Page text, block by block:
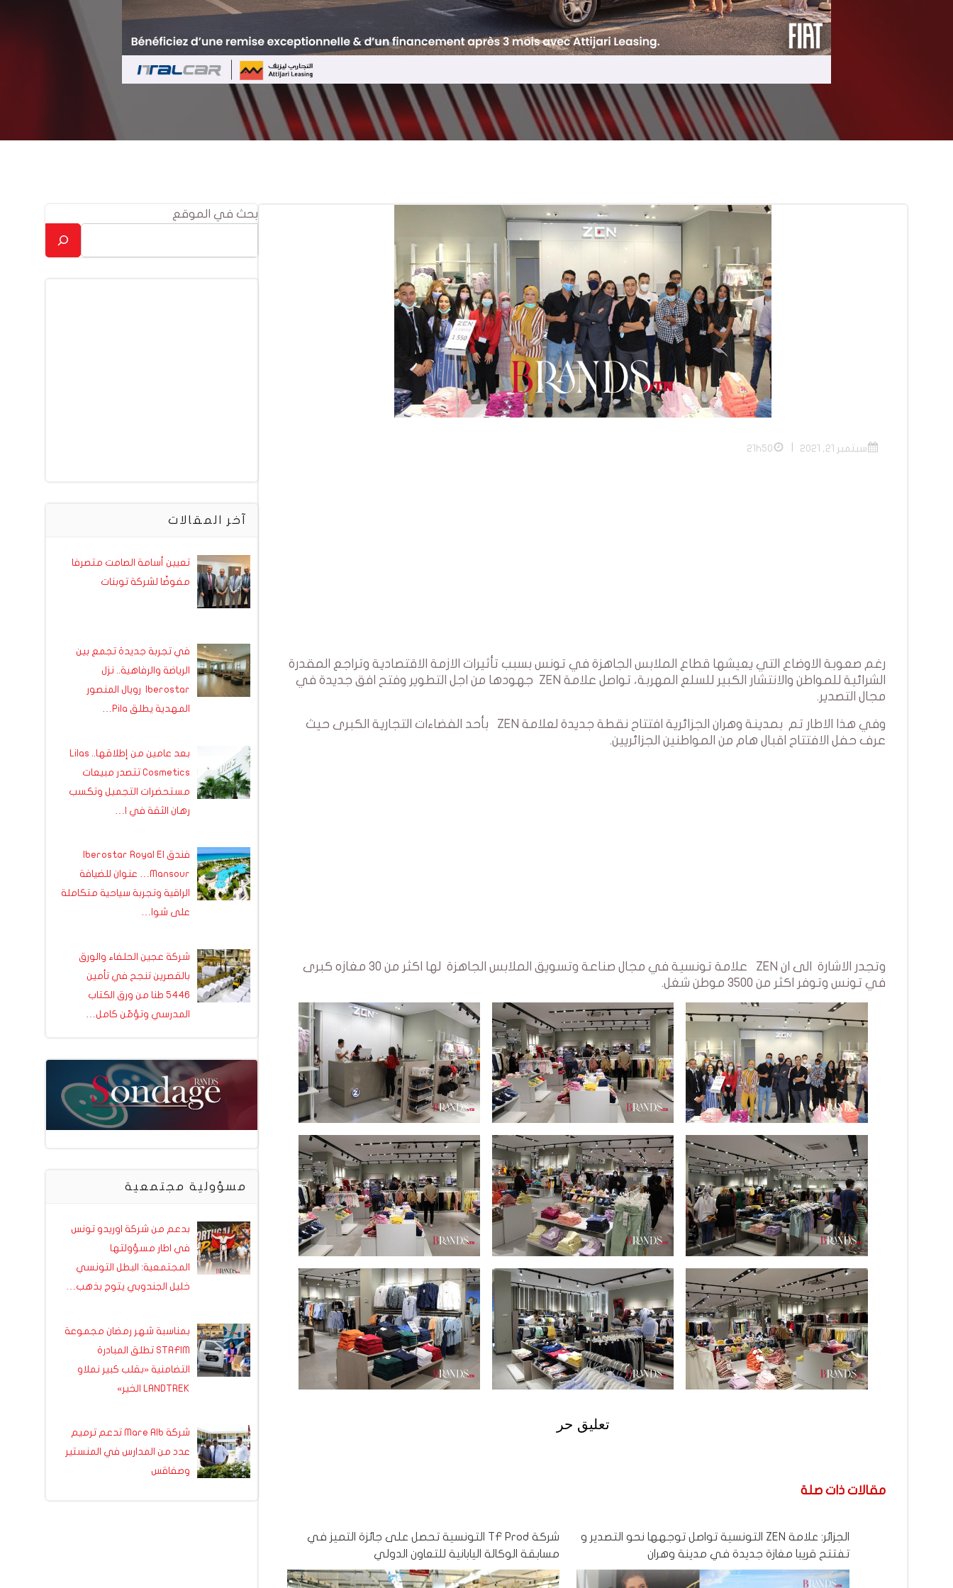
سبتمبر 21, 2021 21h50
رغم صعوبة الاوضاع التي يعيشها قطاع الملابس الجاهزة في تونس بسبب تأثيرات الازمة الاقتصادية وتراجع المقدرة
الشرائية للمواطن والانتشار الكبير للسلع المهربة، تواصل علامة ZEN جهودها من اجل التطوير وفتح افق جديدة في
مجال التصدير.
وفي هذا الاطار تم بمدينة وهران الجزائرية افتتاح نقطة جديدة لعلامة ZEN بأحد الفضاءات التجارية الكبرى حيث
عرف حفل الافتتاح اقبال هام من المواطنين الجزائريين.
وتجدر الاشارة الى ان ZEN علامة تونسية في مجال صناعة وتسويق الملابس الجاهزة لها اكثر من 30 مغازه كبرى
في تونس وتوفر اكثر من 3500 موطن شغل.
تعليق حر
مقالات ذات صلة
الجزائر: علامة ZEN التونسية تواصل توجهها نحو التصدير و
تفتتح قريبا مغازة جديدة في مدينة وهران
شركة TF Prod التونسية تحصل على جائزة التميز في
مسابقة الوكالة اليابانية للتعاون الدولي
بحث في الموقع
آخر المقالات
تعيين أسامة الصامت متصرفا
مفوضًا لشركة توبنات
في تجربة جديدة تجمع بين
الرياضة والرفاهية.. نزل
Iberostar رويال المنصور
المهدية يطلق Pila…
بعد عامين من إطلاقها.. Lilas
Cosmetics تتصدر مبيعات
مستحضرات التجميل وتكسب
رهان الثقة في ا…
فندق Iberostar Royal El
Mansour… عنوان للضيافة
الراقية وتجربة سياحية متكاملة
على شوا…
شركة عجين الحلفاء والورق
بالقصرين تنجح في تأمين
5446 طنا من ورق الكتاب
المدرسي وتؤمّن كامل…
مسؤولية مجتمعية
بدعم من شركة اوريدو تونس
في اطار مسؤولتها
المجتمعية: البطل التونسي
خليل الجندوبي يتوج بذهب…
بمناسبة شهر رمضان مجموعة
STAFIM تطلق المبادرة
التضامنية «بقلب كبير نملاو
LANDTREK الخير»
شركة Mare Alb تدعم ترميم
عدد من المدارس في المنستير
وصفاقس